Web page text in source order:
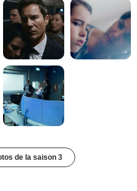
de la saison 3